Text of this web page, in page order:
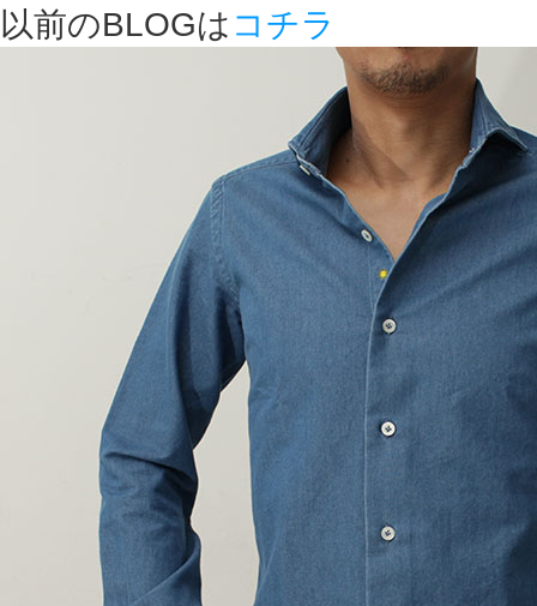
以前のBLOGは コチラ